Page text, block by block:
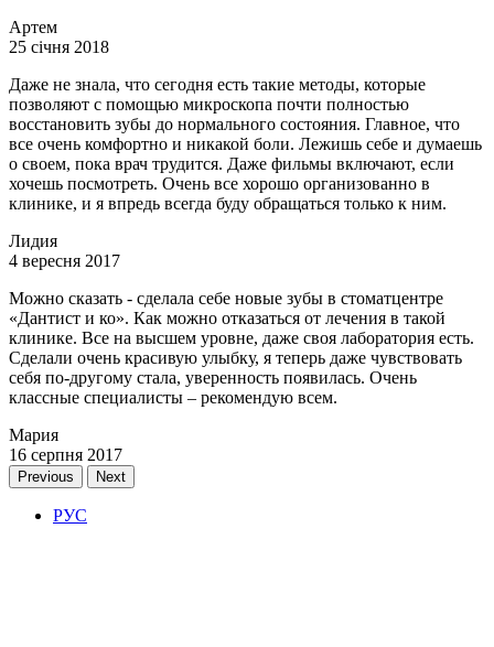
Артем
25 січня 2018
Даже не знала, что сегодня есть такие методы, которые
позволяют с помощью микроскопа почти полностью
восстановить зубы до нормального состояния. Главное, что
все очень комфортно и никакой боли. Лежишь себе и думаешь
о своем, пока врач трудится. Даже фильмы включают, если
хочешь посмотреть. Очень все хорошо организованно в
клинике, и я впредь всегда буду обращаться только к ним.
Лидия
4 вересня 2017
Можно сказать - сделала себе новые зубы в стоматцентре
«Дантист и ко». Как можно отказаться от лечения в такой
клинике. Все на высшем уровне, даже своя лаборатория есть.
Сделали очень красивую улыбку, я теперь даже чувствовать
себя по-другому стала, уверенность появилась. Очень
классные специалисты – рекомендую всем.
Мария
16 серпня 2017
Previous Next
РУС